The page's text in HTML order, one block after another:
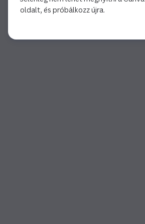
oldalt, és próbálkozz újra.